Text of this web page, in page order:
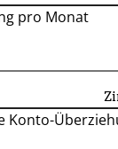
pro Monat
Konto-